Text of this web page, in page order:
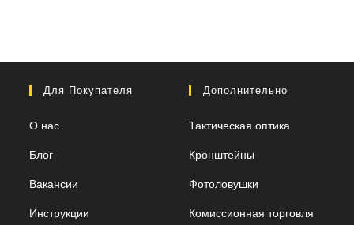
Для Покупателя
О нас
Блог
Вакансии
Инструкции
Дополнительно
Тактическая оптика
Кронштейны
Фотоловушки
Комиссионная торговля